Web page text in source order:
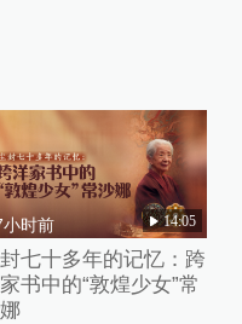
小时前 14:05
七十多年的记忆：跨
书中的“敦煌少女”常